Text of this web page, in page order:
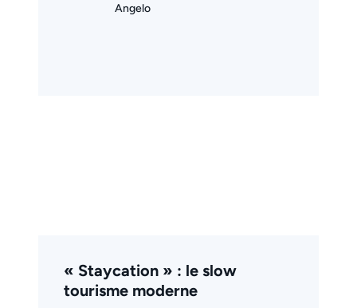
Angelo
« Staycation » : le slow
tourisme moderne